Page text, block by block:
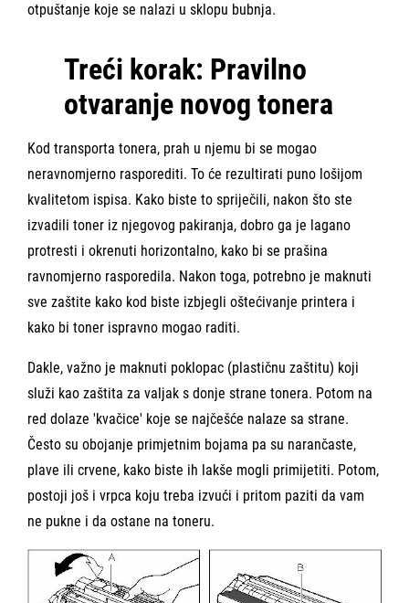
otpuštanje koje se nalazi u sklopu bubnja.
Treći korak: Pravilno
otvaranje novog tonera
Kod transporta tonera, prah u njemu bi se mogao
neravnomjerno rasporediti. To će rezultirati puno lošijom
kvalitetom ispisa. Kako biste to spriječili, nakon što ste
izvadili toner iz njegovog pakiranja, dobro ga je lagano
protresti i okrenuti horizontalno, kako bi se prašina
ravnomjerno rasporedila. Nakon toga, potrebno je maknuti
sve zaštite kako kod biste izbjegli oštećivanje printera i
kako bi toner ispravno mogao raditi.
Dakle, važno je maknuti poklopac (plastičnu zaštitu) koji
služi kao zaštita za valjak s donje strane tonera. Potom na
red dolaze 'kvačice' koje se najčešće nalaze sa strane.
Često su obojanje primjetnim bojama pa su narančaste,
plave ili crvene, kako biste ih lakše mogli primijetiti. Potom,
postoji još i vrpca koju treba izvući i pritom paziti da vam
ne pukne i da ostane na toneru.